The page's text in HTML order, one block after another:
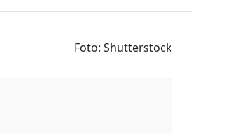
Foto: Shutterstock